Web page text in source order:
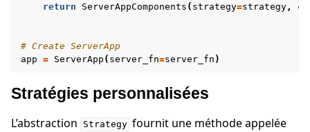
return ServerAppComponents ( strategy=strategy ,
# Create ServerApp
app = ServerApp ( server_fn=server_fn )
Stratégies personnalisées
L’abstraction Strategy fournit une méthode appelée